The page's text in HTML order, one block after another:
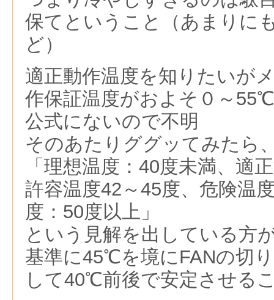
保てということ（あまりに
ど）
適正動作温度を知りたいが
作保証温度がおよそ０～
公式にないので不明
そのあたりググッてみたら
「理想温度：40度未満、適
許容温度42～45度、危険温
度：50度以上」
という見解を出している方
基準に45℃を境にFANの切
して40℃前後で安定させる